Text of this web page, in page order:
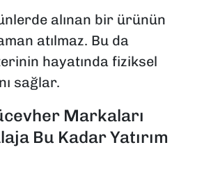
alınan bir ürünün
atılmaz. Bu da
hayatında fiziksel
sağlar.
Markaları
Bu Kadar Yatırım